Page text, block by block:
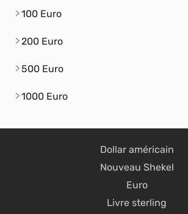
100 Euro
200 Euro
500 Euro
1000 Euro
Dollar américain
Nouveau Shekel
Euro
Livre sterling